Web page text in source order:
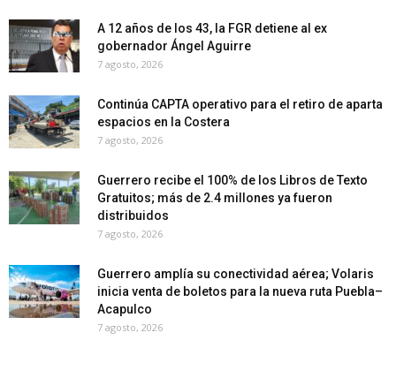
A 12 años de los 43, la FGR detiene al ex
gobernador Ángel Aguirre
7 agosto, 2026
Continúa CAPTA operativo para el retiro de aparta
espacios en la Costera
7 agosto, 2026
Guerrero recibe el 100% de los Libros de Texto
Gratuitos; más de 2.4 millones ya fueron
distribuidos
7 agosto, 2026
Guerrero amplía su conectividad aérea; Volaris
inicia venta de boletos para la nueva ruta Puebla–
Acapulco
7 agosto, 2026